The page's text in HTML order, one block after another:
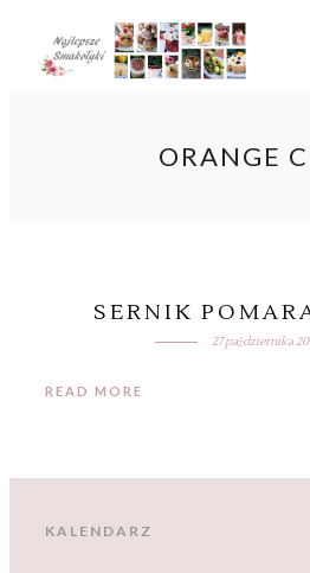
ORANGE
SERNIK
27 października
READ MORE
KALENDARZ